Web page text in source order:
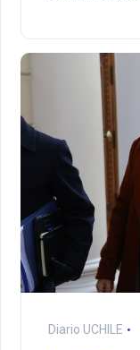
Diario UCHILE